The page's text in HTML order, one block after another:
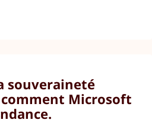
souveraineté
Microsoft